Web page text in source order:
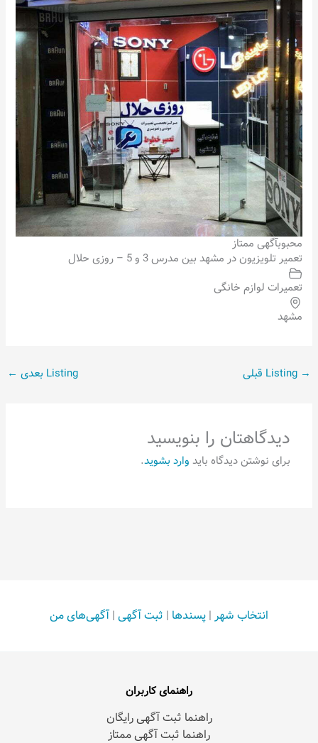
محبوبآگهی ممتاز
تعمیر تلویزیون در مشهد بین مدرس 3 و 5 – روزی حلال
تعمیرات لوازم خانگی
مشهد
→ Listing بعدی ←
دیدگاهتان را بنویسید
برای نوشتن دیدگاه باید وارد بشوید.
انتخاب شهر | پسندها | ثبت آگهی | آگهی‌های من
راهنمای کاربران
راهنما ثبت آگهی رایگان
راهنما ثبت آگهی ممتاز